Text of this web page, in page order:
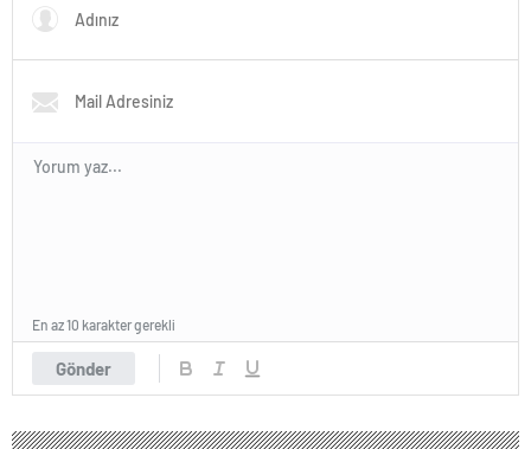
Gönder
En az 10 karakter gerekli